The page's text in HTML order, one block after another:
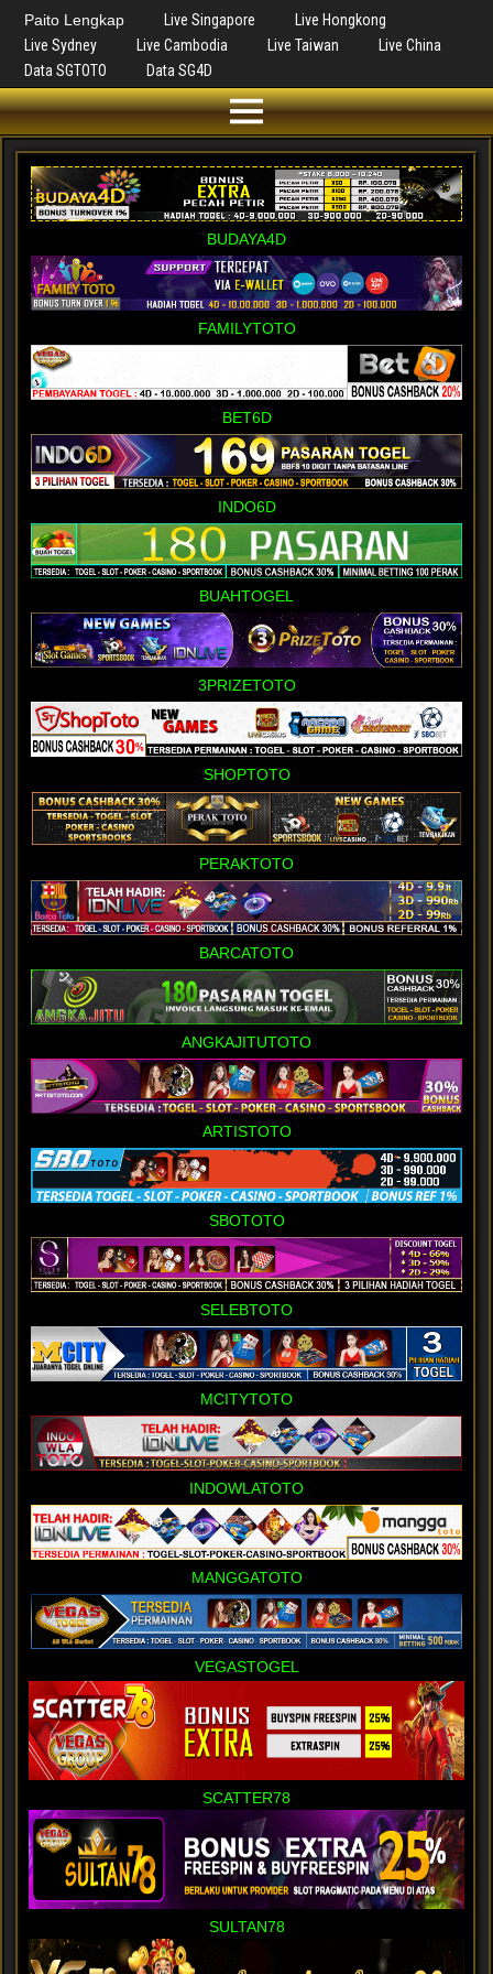
Paito Lengkap Live Singapore
Live Hongkong
Live Sydney
Live Cambodia Live Taiwan
Live China
Data SGTOTO
Data SG4D
BUDAYA4D
FAMILYTOTO
BET6D
INDO6D
BUAHTOGEL
3PRIZETOTO
SHOPTOTO
PERAKTOTO
BARCATOTO
ANGKAJITUTOTO
ARTISTOTO
SBOTOTO
SELEBTOTO
MCITYTOTO
INDOWLATOTO
MANGGATOTO
VEGASTOGEL
SCATTER78
SULTAN78